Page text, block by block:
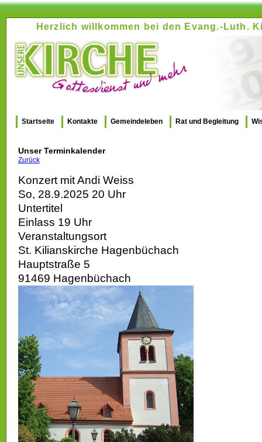
Herzlich willkommen bei den Evang.-Luth.
Startseite Kontakte Gemeindeleben Rat und Begleitung
Unser Terminkalender
Zurück
Konzert mit Andi Weiss
So, 28.9.2025 20 Uhr
Untertitel
Einlass 19 Uhr
Veranstaltungsort
St. Kilianskirche Hagenbüchach
Hauptstraße 5
91469 Hagenbüchach